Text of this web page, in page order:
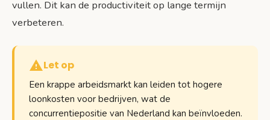
vullen. Dit kan de productiviteit op lange termijn
verbeteren.
Let op
Een krappe arbeidsmarkt kan leiden tot hogere
loonkosten voor bedrijven, wat de
concurrentiepositie van Nederland kan beïnvloeden.